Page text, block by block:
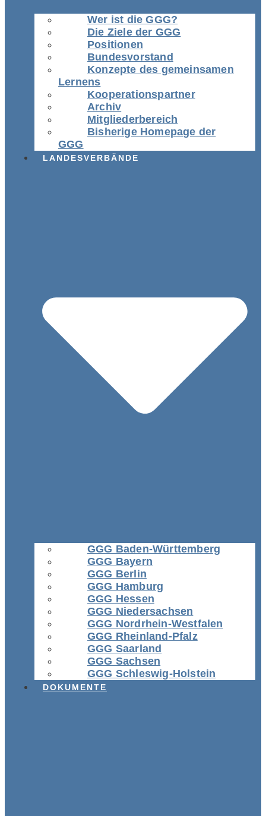
Wer ist die GGG?
Die Ziele der GGG
Positionen
Bundesvorstand
Konzepte des gemeinsamen
Lernens
Kooperationspartner
Archiv
Mitgliederbereich
Bisherige Homepage der
GGG
LANDESVERBÄNDE
GGG Baden-Württemberg
GGG Bayern
GGG Berlin
GGG Hamburg
GGG Hessen
GGG Niedersachsen
GGG Nordrhein-Westfalen
GGG Rheinland-Pfalz
GGG Saarland
GGG Sachsen
GGG Schleswig-Holstein
DOKUMENTE